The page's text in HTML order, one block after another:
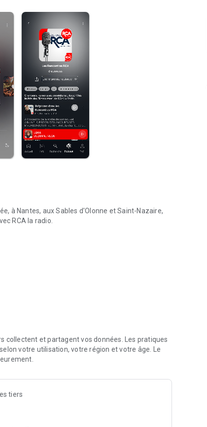
à Nantes, aux Sables d'Olonne et Saint-Nazaire,
RCA la radio.
collectent et partagent vos données. Les pratiques
votre utilisation, votre région et votre âge. Le
tiers